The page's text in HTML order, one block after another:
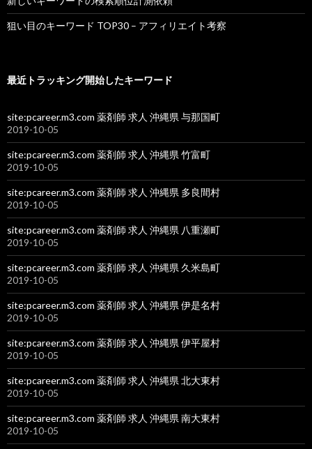
狙い目のキーワード TOP30 – アフィリエイト考察
最近トラッキング開始したキーワード
site:pcareer.m3.com 薬剤師 求人 沖縄県 与那国町
2019-10-05
site:pcareer.m3.com 薬剤師 求人 沖縄県 竹富町
2019-10-05
site:pcareer.m3.com 薬剤師 求人 沖縄県 多良間村
2019-10-05
site:pcareer.m3.com 薬剤師 求人 沖縄県 八重瀬町
2019-10-05
site:pcareer.m3.com 薬剤師 求人 沖縄県 久米島町
2019-10-05
site:pcareer.m3.com 薬剤師 求人 沖縄県 伊是名村
2019-10-05
site:pcareer.m3.com 薬剤師 求人 沖縄県 伊平屋村
2019-10-05
site:pcareer.m3.com 薬剤師 求人 沖縄県 北大東村
2019-10-05
site:pcareer.m3.com 薬剤師 求人 沖縄県 南大東村
2019-10-05